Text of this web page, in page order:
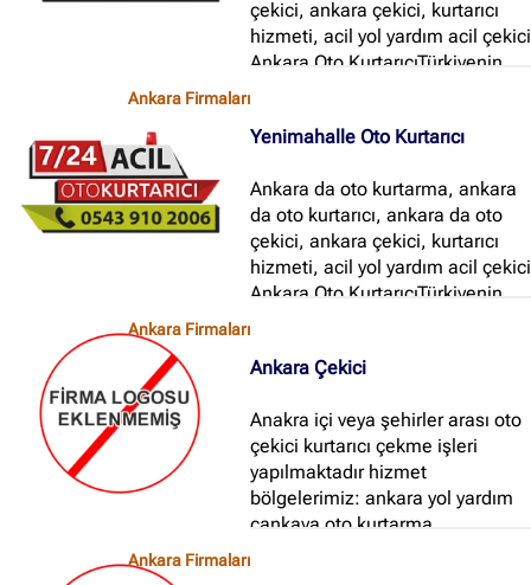
çekici, ankara çekici, kurtarıcı
hizmeti, acil yol yardım acil çekici
Ankara Oto KurtarıcıTürkiyenin
Ankara Firmaları
Yenimahalle Oto Kurtarıcı
Ankara da oto kurtarma, ankara
da oto kurtarıcı, ankara da oto
çekici, ankara çekici, kurtarıcı
hizmeti, acil yol yardım acil çekici
Ankara Oto KurtarıcıTürkiyenin
Ankara Firmaları
Ankara Çekici
Anakra içi veya şehirler arası oto
çekici kurtarıcı çekme işleri
yapılmaktadır hizmet
bölgelerimiz: ankara yol yardım
çankaya oto kurtarma
Ankara Firmaları